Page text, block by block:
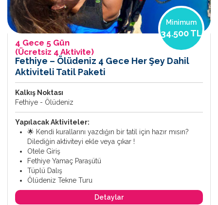
4 Gece 5 Gün
(Ücretsiz 4 Aktivite)
Fethiye – Ölüdeniz 4 Gece Her Şey Dahil
Aktiviteli Tatil Paketi
Kalkış Noktası
Fethiye - Ölüdeniz
Yapılacak Aktiviteler:
🌟 Kendi kurallarını yazdığın bir tatil için hazır mısın?
Dilediğin aktiviteyi ekle veya çıkar !
Otele Giriş
Fethiye Yamaç Paraşütü
Tüplü Dalış
Ölüdeniz Tekne Turu
Detaylar
Minimum
34.500 TL